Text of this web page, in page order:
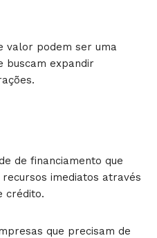
valor podem ser uma
buscam expandir
de financiamento que
imediatos através
crédito.
que precisam de